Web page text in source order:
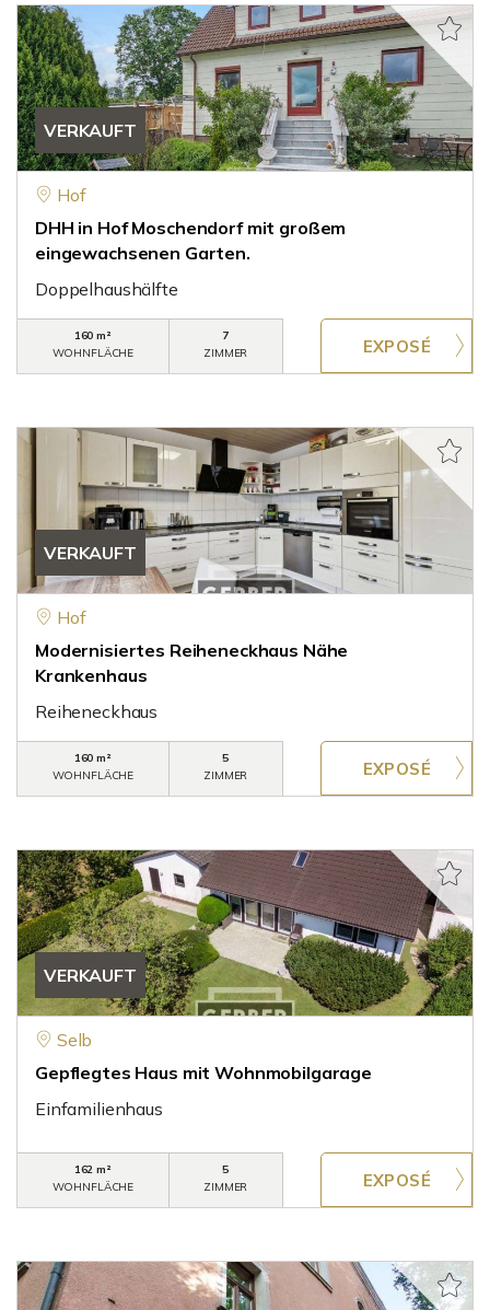
VERKAUFT
Hof
DHH in Hof Moschendorf mit großem
eingewachsenen Garten.
Doppelhaushälfte
160 m²
WOHNFLÄCHE
7
ZIMMER
VERKAUFT
Hof
Modernisiertes Reiheneckhaus Nähe
Krankenhaus
Reiheneckhaus
160 m²
WOHNFLÄCHE
5
ZIMMER
VERKAUFT
Selb
Gepflegtes Haus mit Wohnmobilgarage
Einfamilienhaus
162 m²
WOHNFLÄCHE
5
ZIMMER